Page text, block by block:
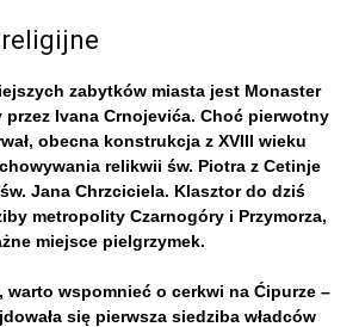
zabytków miasta jest Monaster
przez Ivana Crnojevića. Choć pierwotny
obecna konstrukcja z XVIII wieku
relikwii św. Piotra z Cetinje
Jana Chrzciciela. Klasztor do dziś
metropolity Czarnogóry i Przymorza,
miejsce pielgrzymek.
warto wspomnieć o cerkwi na Ćipurze –
się pierwsza siedziba władców